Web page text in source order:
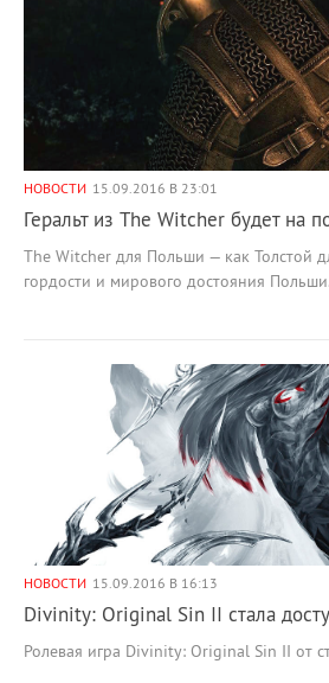
НОВОСТИ 15.09.2016 В 23:01
Геральт из The Witcher будет на
The Witcher для Польши — как Толстой
гордости и мирового достояния Польши.
НОВОСТИ 15.09.2016 В 16:13
Divinity: Original Sin II стала
Ролевая игра Divinity: Original Sin II от